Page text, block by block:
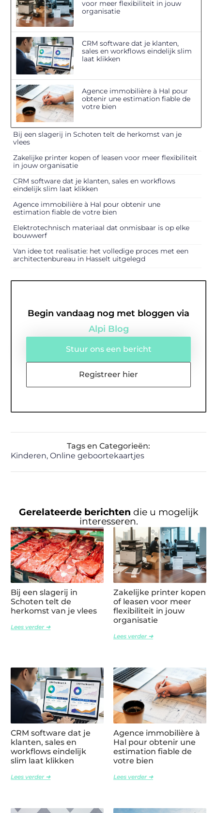
voor meer flexibiliteit in jouw
organisatie
CRM software dat je klanten,
sales en workflows eindelijk slim
laat klikken
Agence immobilière à Hal pour
obtenir une estimation fiable de
votre bien
Bij een slagerij in Schoten telt de herkomst van je
vlees
Zakelijke printer kopen of leasen voor meer flexibiliteit
in jouw organisatie
CRM software dat je klanten, sales en workflows
eindelijk slim laat klikken
Agence immobilière à Hal pour obtenir une
estimation fiable de votre bien
Elektrotechnisch materiaal dat onmisbaar is op elke
bouwwerf
Van idee tot realisatie: het volledige proces met een
architectenbureau in Hasselt uitgelegd
Begin vandaag nog met bloggen via
Alpi Blog
Stuur ons een bericht
Registreer hier
Tags en Categorieën:
Kinderen,Online geboortekaartjes
Gerelateerde berichten die u mogelijk
interesseren.
Bij een slagerij in
Schoten telt de
herkomst van je vlees
Lees verder ➜
Zakelijke printer kopen
of leasen voor meer
flexibiliteit in jouw
organisatie
Lees verder ➜
CRM software dat je
klanten, sales en
workflows eindelijk
slim laat klikken
Lees verder ➜
Agence immobilière à
Hal pour obtenir une
estimation fiable de
votre bien
Lees verder ➜